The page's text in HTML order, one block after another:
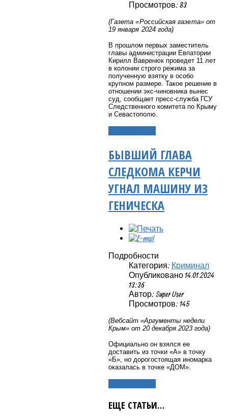
Просмотров: 83
(Газета «Российская газета» от
19 января 2024 года)
В прошлом первых заместитель
главы администрации Евпатории
Кирилл Вавренюк проведет 11 лет
в колонии строго режима за
полученную взятку в особо
крупном размере. Такое решение в
отношении экс-чиновника вынес
суд, сообщает пресс-служба ГСУ
Следственного комитета по Крыму
и Севастополю.
БЫВШИЙ ГЛАВА
СЛЕДКОМА КЕРЧИ
УГНАЛ МАШИНУ ИЗ
ГЕНИЧЕСКА
Подробности
Категория: Криминал
Опубликовано 14.01.2024
13:36
Автор: Super User
Просмотров: 145
(Вебсайт «Аргументы недели
Крым» от 20 декабря 2023 года)
Официально он взялся ее
доставить из точки «А» в точку
«Б», но дорогостоящая иномарка
оказалась в точке «ДОМ».
ЕЩЕ СТАТЬИ...